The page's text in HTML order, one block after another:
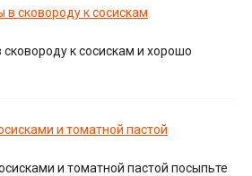
к сосискам и хорошо
и томатной пастой посыпьте